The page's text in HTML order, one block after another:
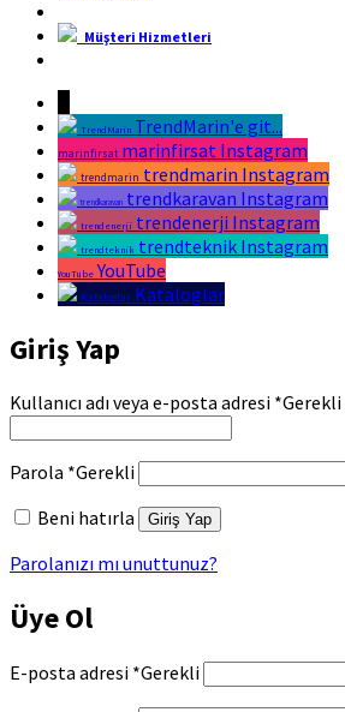
Müşteri Hizmetleri
TrendMarin TrendMarin'e git...
marinfirsat marinfirsat Instagram
trendmarin trendmarin Instagram
trendkaravan trendkaravan Instagram
trendenerji trendenerji Instagram
trendteknik trendteknik Instagram
YouTube YouTube
Kataloglar Kataloglar
Giriş Yap
Kullanıcı adı veya e-posta adresi *Gerekli
Parola *Gerekli
Beni hatırla
Giriş Yap
Parolanızı mı unuttunuz?
Üye Ol
E-posta adresi *Gerekli